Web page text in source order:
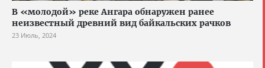
В «молодой» реке Ангара обнаружен ранее
неизвестный древний вид байкальских рачков
23 Июль, 2024